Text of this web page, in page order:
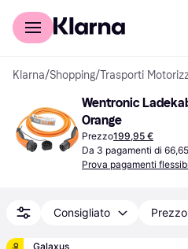
Per il tuo shopping
Klarna/Shopping/Trasporti
Wentronic
Orange
Prezzo199,95 €
Da 3 pagamenti di
Prova pagamenti
Consigliato
Galaxus